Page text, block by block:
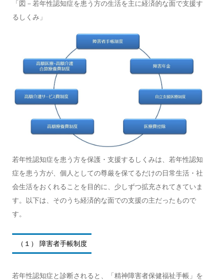
「図－若年性認知症を患う方の生活を主に経済的な面で支援す
るしくみ」
若年性認知症を患う方を保護・支援するしくみは、若年性認知
症を患う方が、個人としての尊厳を保てるだけの日常生活・社
会生活をおくれることを目的に、少しずつ拡充されてきていま
す。以下は、そのうち経済的な面での支援の主だったもので
す。
（１） 障害者手帳制度
若年性認知症と診断されると、「精神障害者保健福祉手帳」を